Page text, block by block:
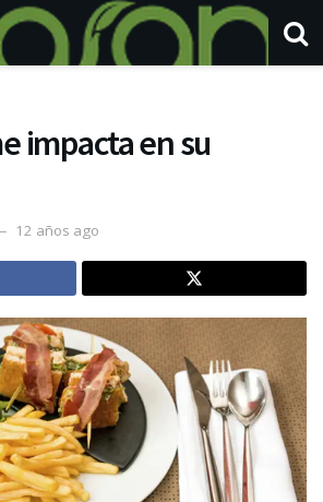
impacta en su
12 años ago